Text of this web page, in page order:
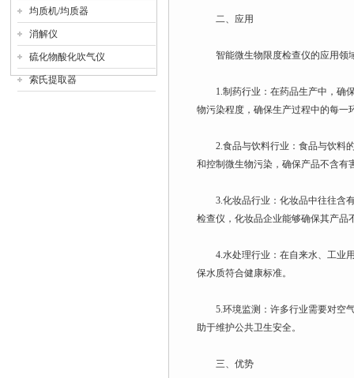
均质机/均质器
消解仪
硫化物酸化吹气仪
索氏提取器
二、应用
智能微生物限度检查仪的应用领
1.制药行业：在药品生产中，确保
物污染程度，确保生产过程中的每一
2.食品与饮料行业：食品与饮料的
和控制微生物污染，确保产品不含有
3.化妆品行业：化妆品中往往含有
检查仪，化妆品企业能够确保其产品
4.水处理行业：在自来水、工业用
保水质符合健康标准。
5.环境监测：许多行业需要对空气
助于维护公共卫生安全。
三、优势